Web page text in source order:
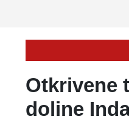
Otkrivene
doline